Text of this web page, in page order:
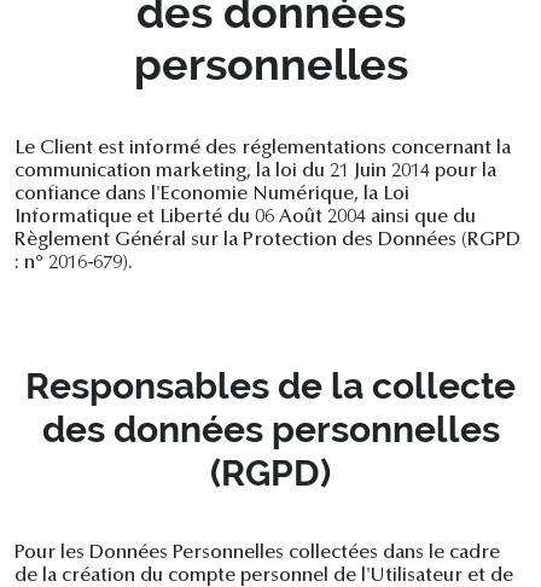
des données
personnelles
Le Client est informé des réglementations concernant la
communication marketing, la loi du 21 Juin 2014 pour la
confiance dans l'Economie Numérique, la Loi
Informatique et Liberté du 06 Août 2004 ainsi que du
Règlement Général sur la Protection des Données (RGPD
: n° 2016-679).
Responsables de la collecte
des données personnelles
(RGPD)
Pour les Données Personnelles collectées dans le cadre
de la création du compte personnel de l'Utilisateur et de